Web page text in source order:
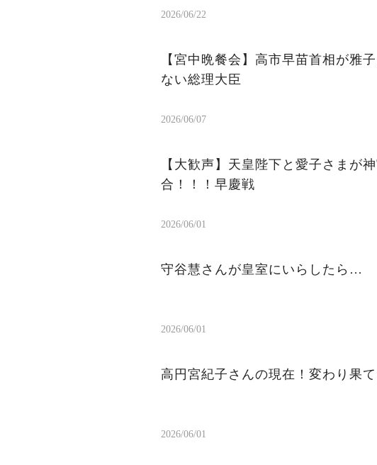
2026/06/22
【宮中晩餐会】高市早苗首相が雅
ない総理大臣
2026/06/07
【大歓声】天皇陛下と愛子さまが
合！！！早慶戦
2026/06/01
守谷慧さんが皇室にいらしたら…
2026/06/01
高円宮紀子さんの現在！変わり果
2026/06/01